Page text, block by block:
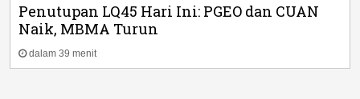
Penutupan LQ45 Hari Ini: PGEO dan CUAN
Naik, MBMA Turun
dalam 39 menit